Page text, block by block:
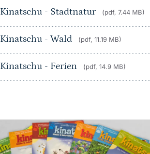
Kinatschu - Stadtnatur (pdf, 7.44 MB)
Kinatschu - Wald (pdf, 11.19 MB)
Kinatschu - Ferien (pdf, 14.9 MB)